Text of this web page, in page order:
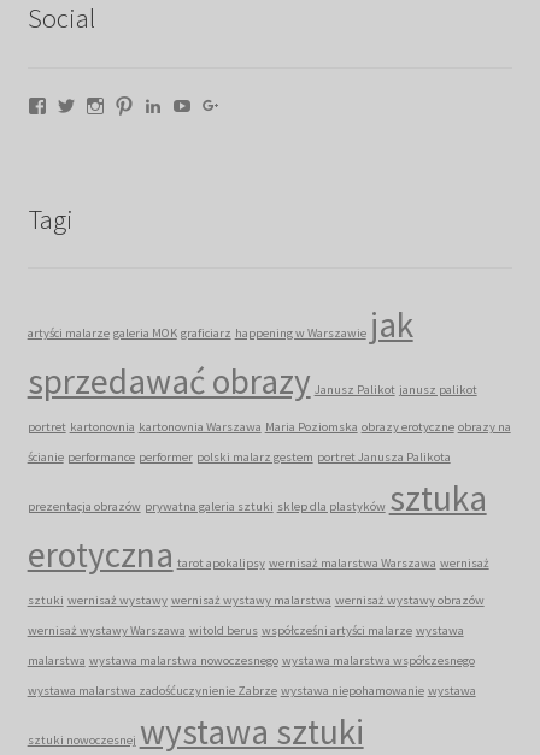
Social
Facebook
TwitterInstagram
PinterestLinkedIn
YouTube
Tagi
artyści malarze galeria MOK graficiarz happening w Warszawie jak
sprzedawać obrazy Janusz Palikot janusz palikot
portret kartonovnia kartonovnia Warszawa Maria Poziomska obrazy erotyczne obrazy na
ścianie performance performer polski malarz gestem portret Janusza Palikota
prezentacja obrazów prywatna galeria sztuki sklep dla plastyków sztuka
erotyczna tarot apokalipsy wernisaż malarstwa Warszawa wernisaż
sztuki wernisaż wystawy wernisaż wystawy malarstwa wernisaż wystawy obrazów
wernisaż wystawy Warszawa witold berus współcześni artyści malarze wystawa
malarstwa wystawa malarstwa nowoczesnego wystawa malarstwa współczesnego
wystawa malarstwa zadośćuczynienie Zabrze wystawa niepohamowanie wystawa
sztuki nowoczesnej wystawa sztuki